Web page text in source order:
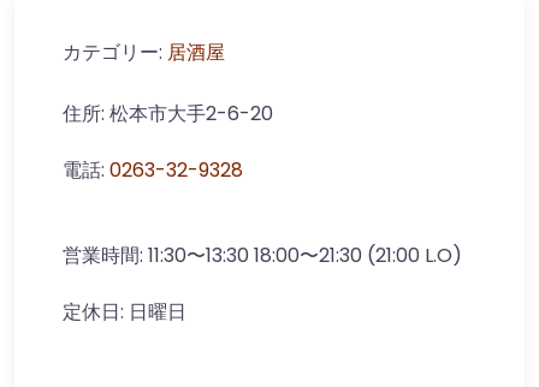
カテゴリー: 居酒屋
住所: 松本市大手2-6-20
電話: 0263-32-9328
営業時間: 11:30〜13:30 18:00〜21:30 (21:00 L.O)
定休日: 日曜日